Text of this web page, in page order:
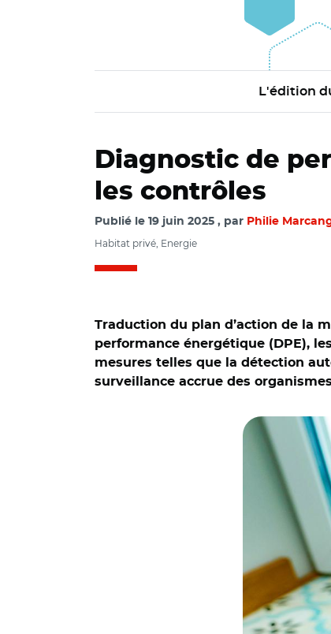
L'édition
Diagnostic de
les contrôles
Publié le 19 juin 2025 par Philie
Habitat privé, Energie
Traduction du plan d’action de la
performance énergétique (DPE),
mesures telles que la détection
surveillance accrue des